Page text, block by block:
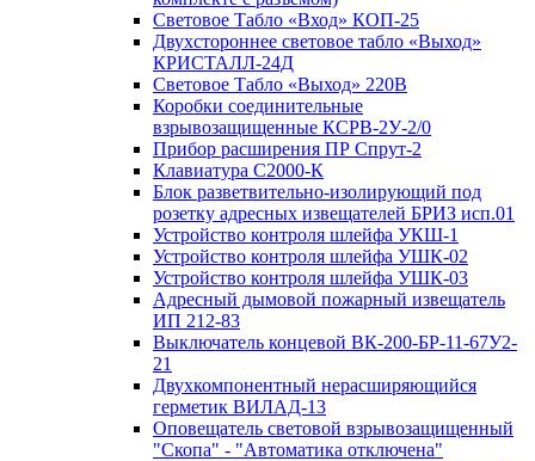
Световое Табло «Вход» КОП-25
Двухстороннее световое табло «Выход»
КРИСТАЛЛ-24Д
Световое Табло «Выход» 220В
Коробки соединительные
взрывозащищенные КСРВ-2У-2/0
Прибор расширения ПР Спрут-2
Клавиатура С2000-К
Блок разветвительно-изолирующий под
розетку адресных извещателей БРИЗ исп.01
Устройство контроля шлейфа УКШ-1
Устройство контроля шлейфа УШК-02
Устройство контроля шлейфа УШК-03
Адресный дымовой пожарный извещатель
ИП 212-83
Выключатель концевой ВК-200-БР-11-67У2-
21
Двухкомпонентный нерасширяющийся
герметик ВИЛАД-13
Оповещатель световой взрывозащищенный
"Скопа" - "Автоматика отключена"